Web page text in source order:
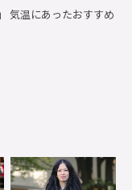
気温にあったおすすめ